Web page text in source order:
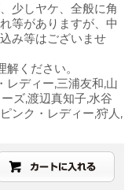
少しヤケ、全般に角
等がありますが、中
み等はございませ
ください。
レディー,三浦友和,山
ズ,渡辺真知子,水谷
ンク・レディー,狩人,